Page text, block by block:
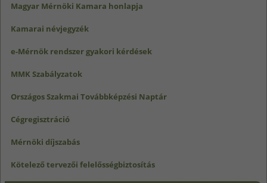
Magyar Mérnöki Kamara honlapja
Kamarai névjegyzék
e-Mérnök rendszer gyakori kérdések
MMK Szabályzatok
Országos Szakmai Továbbképzési Naptár
Cégregisztráció
Mérnöki díjszabás
Kötelező tervezői felelősségbiztosítás